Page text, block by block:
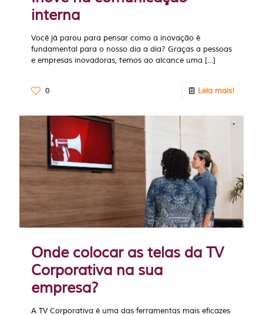
interna
Você já parou para pensar como a inovação é
fundamental para o nosso dia a dia? Graças a pessoas
e empresas inovadoras, temos ao alcance uma […]
0 Leia mais!
Onde colocar as telas da TV
Corporativa na sua
empresa?
A TV Corporativa é uma das ferramentas mais eficazes